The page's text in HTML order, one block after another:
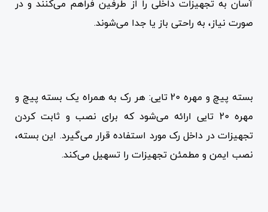
آسان به تجهیزات داخلی را از طرفین فراهم می‌کنند و در
صورت نیاز، به راحتی باز یا جدا می‌شوند.
بسته پیچ و مهره 20 تایی: هر رک به همراه یک بسته پیچ و
مهره 20 تایی ارائه می‌شود که برای نصب و ثابت کردن
تجهیزات در داخل رک مورد استفاده قرار می‌گیرد. این بسته،
نصب ایمن و مطمئن تجهیزات را تسهیل می‌کند.